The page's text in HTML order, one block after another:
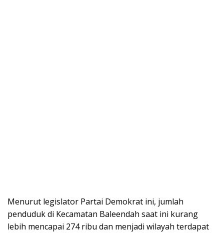
Menurut legislator Partai Demokrat ini, jumlah
penduduk di Kecamatan Baleendah saat ini kurang
lebih mencapai 274 ribu dan menjadi wilayah terdapat